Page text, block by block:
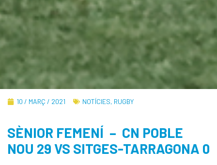
10 / MARÇ / 2021 NOTÍCIES, RUGBY
SÈNIOR FEMENÍ – CN POBLE
NOU 29 VS SITGES-TARRAGONA 0